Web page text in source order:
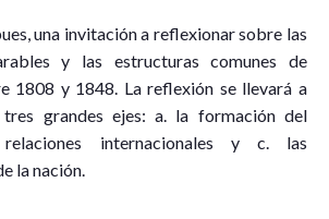
una invitación a reflexionar sobre las
y las estructuras comunes de
1808 y 1848. La reflexión se llevará a
grandes ejes: a. la formación del
internacionales y c. las
la nación.